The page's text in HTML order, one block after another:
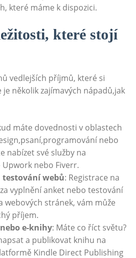
které máme​ k ​dispozici.
které stojí
vedlejších příjmů, které si
je několik zajímavých nápadů,jak
máte dovednosti v oblastech
nebo
nabízet své služby na
‌nebo⁢ Fiverr.
webů: Registrace na
vyplnění anket nebo testování
webových⁣ stránek, vám může
příjem.
e-knihy:⁤ Máte‌ co‍ říct světu?
a publikovat ​knihu⁢ na
Kindle⁤ Direct Publishing